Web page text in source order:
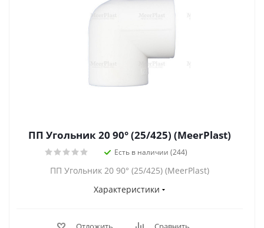
ПП Угольник 20 90° (25/425) (MeerPlast)
Есть в наличии (244)
ПП Угольник 20 90° (25/425) (MeerPlast)
Характеристики